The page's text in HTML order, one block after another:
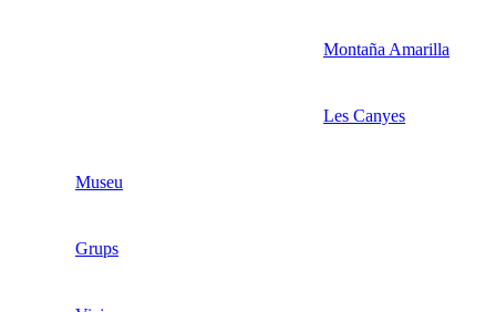
Montaña Amarilla
Les Canyes
Museu
Grups